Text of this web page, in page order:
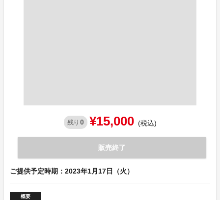
残り 0 ¥15,000 (税込)
販売終了
ご提供予定時期：2023年1月17日（火）
概要